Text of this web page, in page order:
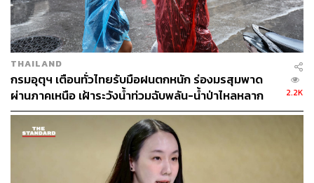
ABOUT THE AUTHOR
วิโรจน์ เลิศจิตต์ธรรม
Senior Content Creator กองข่าวต่างประเทศ
THE STANDARD
THAILAND
กรมอุตุฯ เตือนทั่วไทยรับมือฝนตกหนัก ร่องมรสุมพาด
ผ่านภาคเหนือ เฝ้าระวังน้ำท่วมฉับพลัน-น้ำป่าไหลหลาก
2.2K